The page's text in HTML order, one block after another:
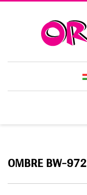
OMBRE BW-972